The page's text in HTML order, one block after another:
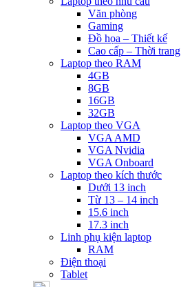
Văn phòng
Gaming
Đồ họa – Thiết kế
Cao cấp – Thời trang
Laptop theo RAM
4GB
8GB
16GB
32GB
Laptop theo VGA
VGA AMD
VGA Nvidia
VGA Onboard
Laptop theo kích thước
Dưới 13 inch
Từ 13 – 14 inch
15.6 inch
17.3 inch
Linh phụ kiện laptop
RAM
Điện thoại
Tablet